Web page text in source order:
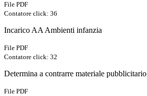
File PDF
Contatore click: 36
Incarico AA Ambienti infanzia
File PDF
Contatore click: 32
Determina a contrarre materiale pubblicitario
File PDF